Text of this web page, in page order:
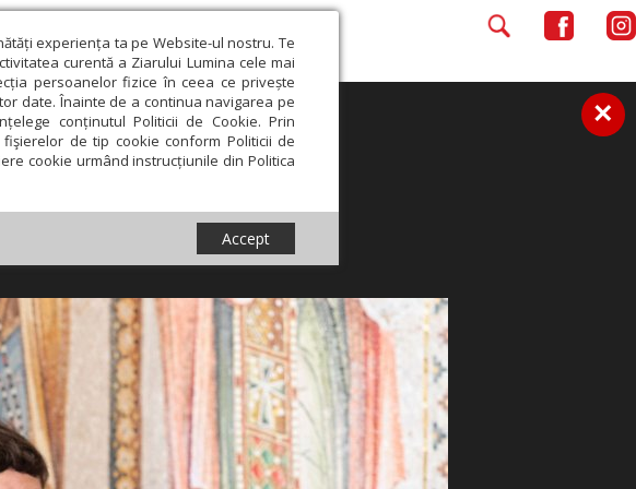
experiența ta pe Website-ul nostru. Te
curentă a Ziarului Lumina cele mai
persoanelor fizice în ceea ce privește
date. Înainte de a continua navigarea pe
conținutul Politicii de Cookie. Prin
de tip cookie conform Politicii de
cookie urmând instrucțiunile din Politica
Accept
×